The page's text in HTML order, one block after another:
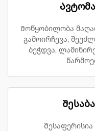
Მოწყობილობა
გამოირჩევა,
ბეჭდვა,
Შესაფერისია